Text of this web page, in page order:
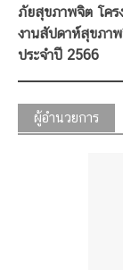
ภัยสุขภาพจิต โคร
งานสัปดาห์สุขภา
ประจำปี 2566
ผู้อำนวยการ